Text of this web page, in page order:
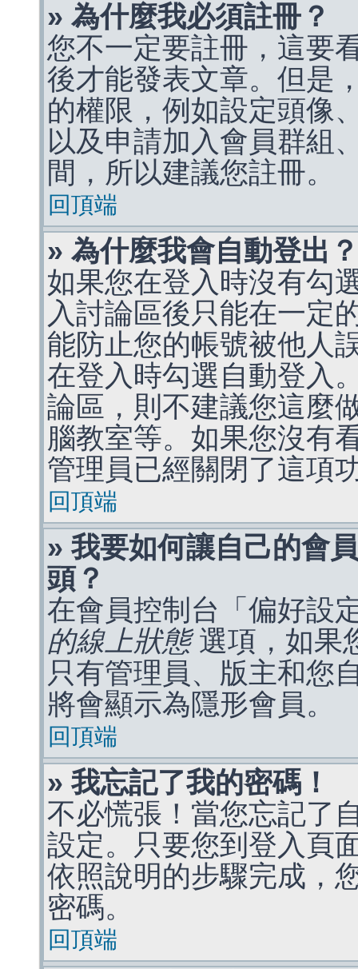
» 為什麼我必須註冊？
您不一定要註冊，這要
後才能發表文章。但是
的權限，例如設定頭像
以及申請加入會員群組
間，所以建議您註冊。
回頂端
» 為什麼我會自動登出？
如果您在登入時沒有勾
入討論區後只能在一定
能防止您的帳號被他人
在登入時勾選自動登入
論區，則不建議您這麼
腦教室等。如果您沒有
管理員已經關閉了這項
回頂端
» 我要如何讓自己的會
頭？
在會員控制台「偏好設
的線上狀態選項，如果
只有管理員、版主和您
將會顯示為隱形會員。
回頂端
» 我忘記了我的密碼！
不必慌張！當您忘記了
設定。只要您到登入頁
依照說明的步驟完成，
密碼。
回頂端